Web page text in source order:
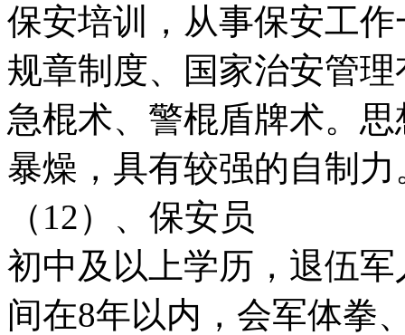
保安培训，从事保安工
规章制度、国家治安管
急棍术、警棍盾牌术。
暴燥，具有较强的自制力
（12）、保安员
初中及以上学历，退伍
间在8年以内，会军体拳